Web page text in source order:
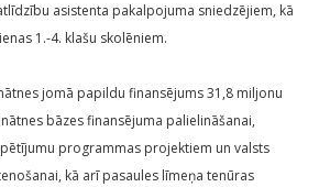
asistenta pakalpojuma sniedzējiem, kā
1.-4. klašu skolēniem.
jomā papildu finansējums 31,8 miljonu
bāzes finansējuma palielināšanai,
programmas projektiem un valsts
kā arī pasaules līmeņa tenūras